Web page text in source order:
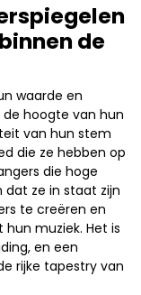
de
waarde en
hoogte van hun
van hun stem
die ze hebben op
die hoge
dat ze in staat zijn
te creëren en
muziek. Het is
en een
rijke tapestry van